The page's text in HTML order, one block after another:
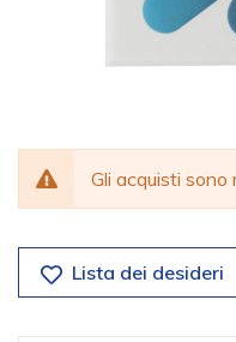
Gli acquisti
Lista dei desideri